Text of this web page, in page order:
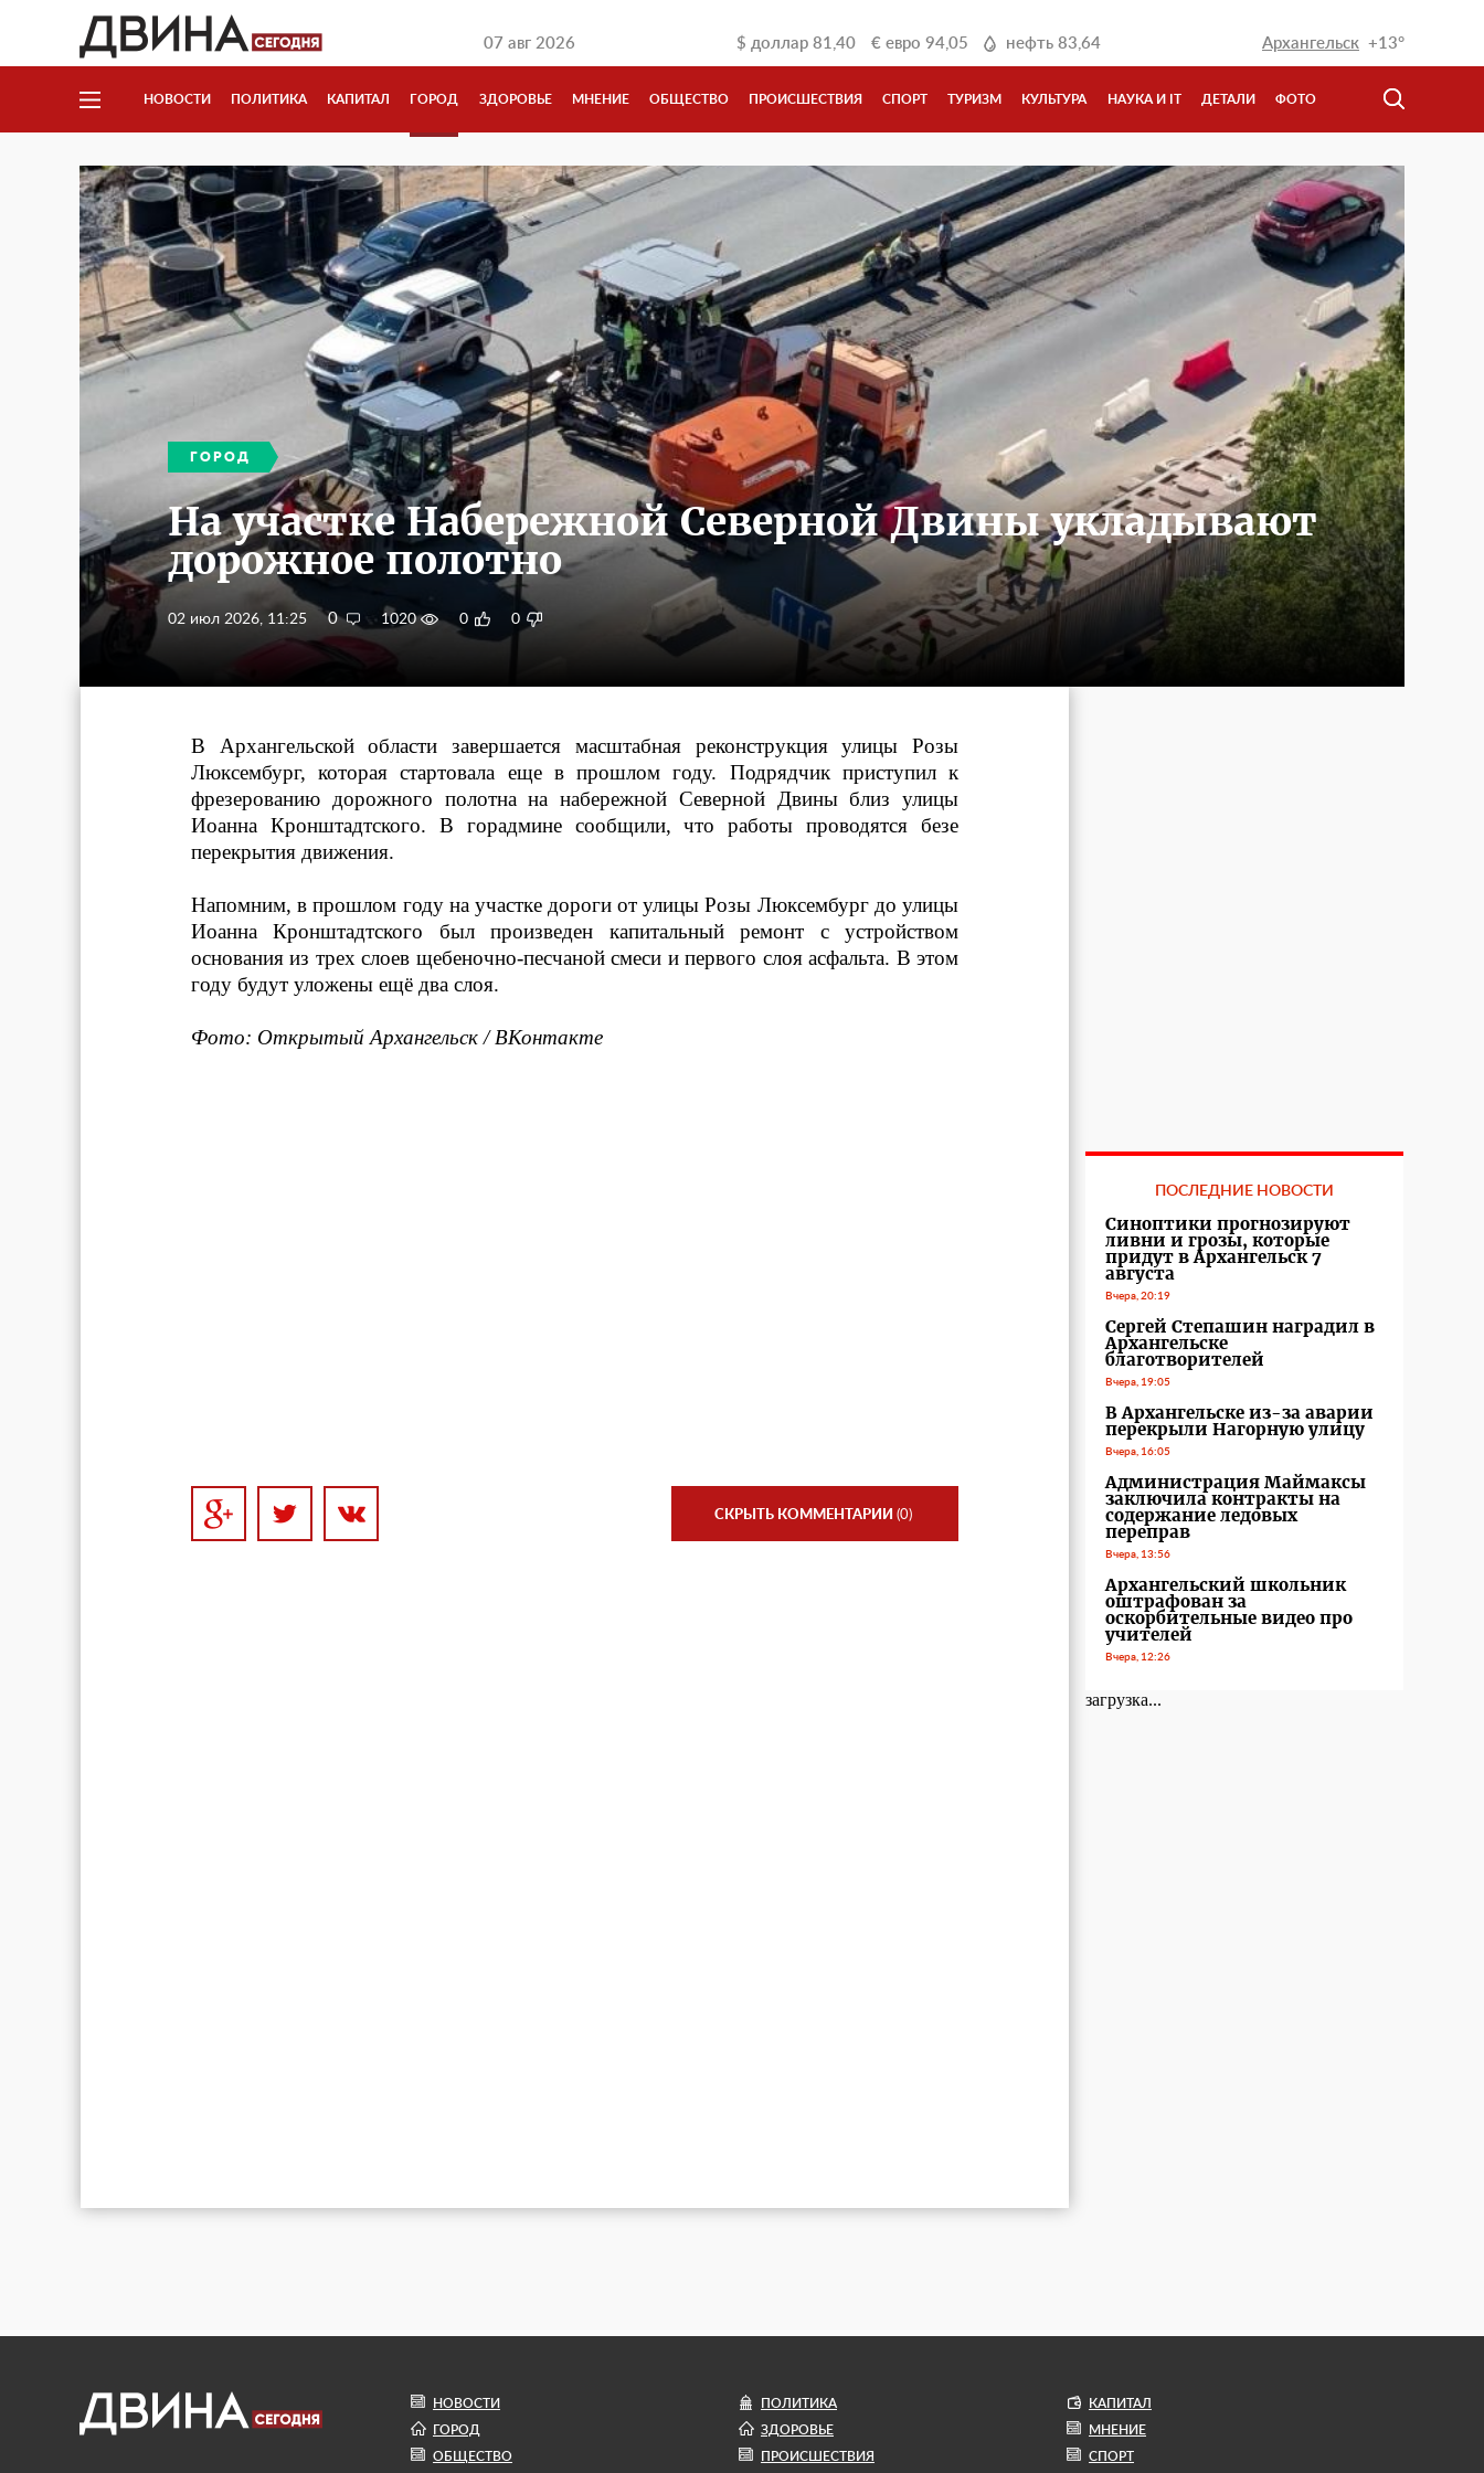
07 авг 2026 $ доллар 81,40 € евро 94,05 нефть 83,64 Архангельск +13°
НОВОСТИ ПОЛИТИКА КАПИТАЛ ГОРОД ЗДОРОВЬЕ МНЕНИЕ ОБЩЕСТВО ПРОИСШЕСТВИЯ СПОРТ ТУРИЗМ КУЛЬТУРА НАУКА И IT ДЕТАЛИ ФОТО
ГОРОД
На участке Набережной Северной Двины укладывают
дорожное полотно
02 июл 2026, 11:25 0 1020 0 0
В Архангельской области завершается масштабная реконструкция улицы Розы
Люксембург, которая стартовала еще в прошлом году. Подрядчик приступил к
фрезерованию дорожного полотна на набережной Северной Двины близ улицы
Иоанна Кронштадтского. В горадмине сообщили, что работы проводятся безе
перекрытия движения.
Напомним, в прошлом году на участке дороги от улицы Розы Люксембург до улицы
Иоанна Кронштадтского был произведен капитальный ремонт с устройством
основания из трех слоев щебеночно-песчаной смеси и первого слоя асфальта. В этом
году будут уложены ещё два слоя.
Фото: Открытый Архангельск / ВКонтакте
СКРЫТЬ КОММЕНТАРИИ (0)
ПОСЛЕДНИЕ НОВОСТИ
Синоптики прогнозируют
ливни и грозы, которые
придут в Архангельск 7
августа
Вчера, 20:19
Сергей Степашин наградил в
Архангельске
благотворителей
Вчера, 19:05
В Архангельске из-за аварии
перекрыли Нагорную улицу
Вчера, 16:05
Администрация Маймаксы
заключила контракты на
содержание ледовых
переправ
Вчера, 13:56
Архангельский школьник
оштрафован за
оскорбительные видео про
учителей
Вчера, 12:26
загрузка...
НОВОСТИ ПОЛИТИКА
КАПИТАЛ
ГОРОД
ЗДОРОВЬЕ
МНЕНИЕ
ОБЩЕСТВО
ПРОИСШЕСТВИЯ СПОРТ